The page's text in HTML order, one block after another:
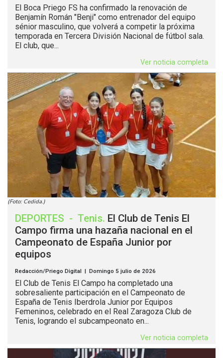
El Boca Priego FS ha confirmado la renovación de
Benjamín Román "Benji" como entrenador del equipo
sénior masculino, que volverá a competir la próxima
temporada en Tercera División Nacional de fútbol sala.
El club, que...
Ver noticia completa
(Foto: Cedida.)
DEPORTES - Tenis. El Club de Tenis El
Campo firma una hazaña nacional en el
Campeonato de España Junior por
equipos
Redacción/Priego Digital | Domingo 5 julio de 2026
El Club de Tenis El Campo ha completado una
sobresaliente participación en el Campeonato de
España de Tenis Iberdrola Junior por Equipos
Femeninos, celebrado en el Real Zaragoza Club de
Tenis, logrando el subcampeonato en...
Ver noticia completa